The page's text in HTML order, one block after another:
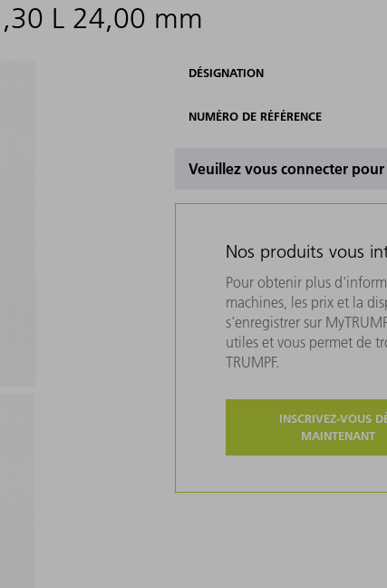
L 24,00 mm
DÉSIGNATION
NUMÉRO DE RÉFÉRENCE
Veuillez vous connecter
Nos produits vous
Pour obtenir plus
machines, les prix et la
s'enregistrer sur
utiles et vous permet de
TRUMPF.
INSCRIVEZ-VOUS
MAINTENANT